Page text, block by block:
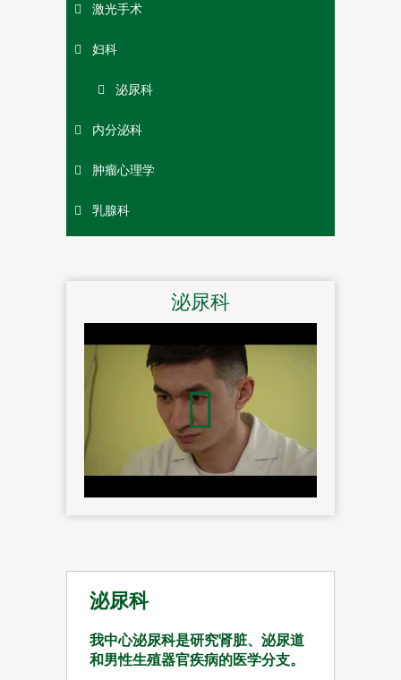
激光手术
妇科
泌尿科
内分泌科
肿瘤心理学
乳腺科
泌尿科
泌尿科
我中心泌尿科是研究肾脏、泌尿道
和男性生殖器官疾病的医学分支。